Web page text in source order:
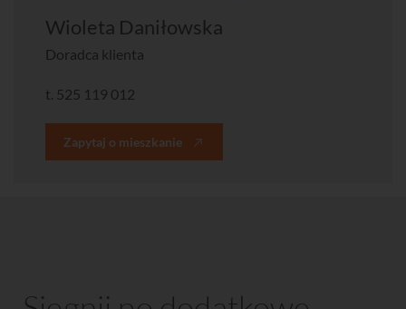
Wioleta Daniłowska
Doradca klienta
t. 525 119 012
Zapytaj o mieszkanie